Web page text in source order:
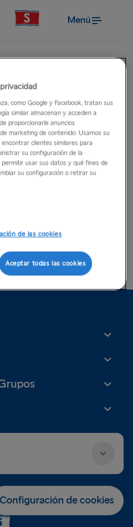
Menú
de
terminales de
terminales de ferry varía
información, selecciona
Configuración de cookies
como Google y Facebook, tratan sus
similar almacenan y acceden a
proporcionarle anuncios
marketing de contenido. Usamos su
clientes similares para
su configuración de la
usar sus datos y qué fines de
su configuración o retirar su
de las cookies
Aceptar todas las cookies